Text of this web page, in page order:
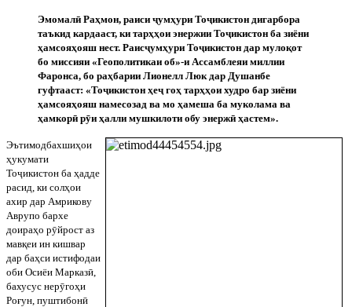
Эмомалӣ Раҳмон, раиси ҷумҳури Тоҷикистон дигарбора
таъкид кардааст, ки тарҳҳои энержии Тоҷикистон ба зиёни
ҳамсояҳояш нест. Раисҷумҳури Тоҷикистон дар мулоқот
бо миссияи «Геополитикаи об»-и Ассамблеяи миллии
Фаронса, бо раҳбарии Лионелл Люк дар Душанбе
гуфтааст: «Тоҷикистон ҳеҷ гоҳ тарҳҳои худро бар зиёни
ҳамсояҳояш намесозад ва мо ҳамеша ба муколама ва
ҳамкорӣ рӯи ҳалли мушкилоти обу энержӣ ҳастем».
Эътимодбахшиҳои
ҳукумати
Тоҷикистон ба ҳадде
расид ки солҳои
ахир дар Амрикову
Аврупо бархе
доираҳо рӯйрост аз
мавқеи ин кишвар
дар баҳси истифодаи
оби Осиёи Марказӣ
бахусус нерӯгоҳи
Роғун пуштибонӣ